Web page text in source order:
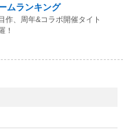
ムランキング
作、周年&コラボ開催タイト
！